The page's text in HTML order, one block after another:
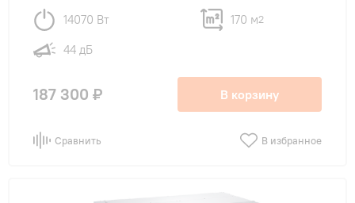
14070 Вт 170 м2
44 дБ
187 300 ₽ В корзину
Сравнить В избранное